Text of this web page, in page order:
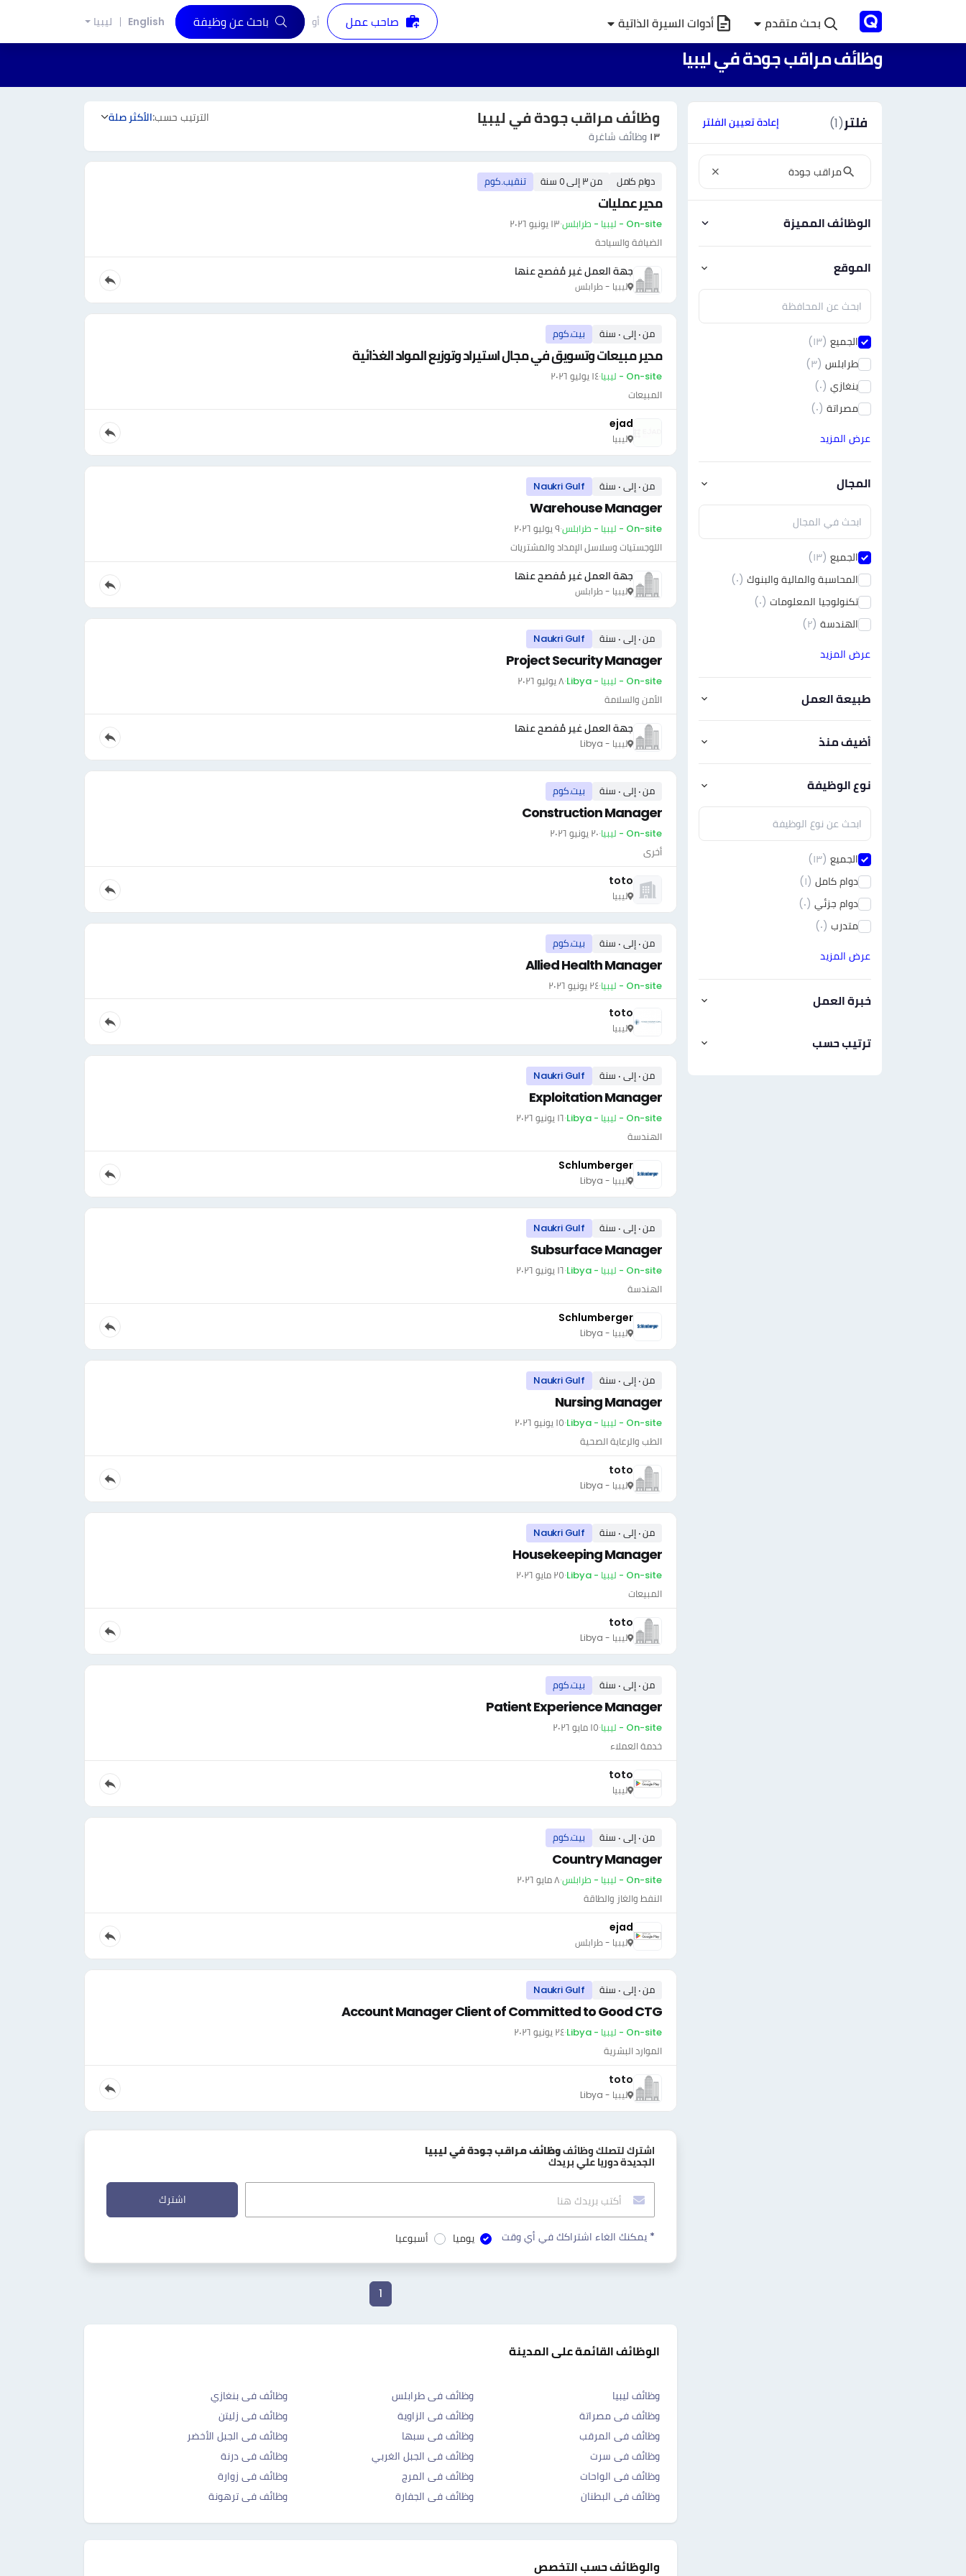
بحث متقدم أدوات السيرة الذاتية صاحب عمل أو باحث عن وظيفة English ليبيا
وظائف مراقب جودة في ليبيا
فلتر(1) إعادة تعيين الفلتر
الوظائف المميزة
الموقع
الجميع (١٣)
طرابلس (٣)
بنغازي (٠)
مصراتة (٠)
عرض المزيد
المجال
الجميع (١٣)
المحاسبة والمالية والبنوك (٠)
تكنولوجيا المعلومات (٠)
الهندسة (٢)
عرض المزيد
طبيعة العمل
أضيف منذ
نوع الوظيفة
الجميع (١٣)
دوام كامل (١)
دوام جزئي (٠)
متدرب (٠)
عرض المزيد
خبرة العمل
ترتيب حسب
وظائف مراقب جودة في ليبيا
١٣ وظائف شاغرة
الترتيب حسب:الأكثر صلة
دوام كامل من ٣ إلى ٥ سنة تنقيب.كوم
مدير عمليات
On-site - ليبيا - طرابلس ·١٣ يونيو ٢٠٢٦
الضيافة والسياحة
جهة العمل غير مُفصح عنها
ليبيا - طرابلس
من ٠ إلى ٠ سنة بيت.كوم
مدير مبيعات وتسويق في مجال استيراد وتوزيع المواد الغذائية
On-site - ليبيا ·١٤ يوليو ٢٠٢٦
المبيعات
ejad
ليبيا
من ٠ إلى ٠ سنة Naukri Gulf
Warehouse Manager
On-site - ليبيا - طرابلس ·٩ يوليو ٢٠٢٦
اللوجستيات وسلاسل الإمداد والمشتريات
جهة العمل غير مُفصح عنها
ليبيا - طرابلس
من ٠ إلى ٠ سنة Naukri Gulf
Project Security Manager
On-site - ليبيا - Libya ·٨ يوليو ٢٠٢٦
الأمن والسلامة
جهة العمل غير مُفصح عنها
ليبيا - Libya
من ٠ إلى ٠ سنة بيت.كوم
Construction Manager
On-site - ليبيا ·٢٠ يونيو ٢٠٢٦
أخرى
toto
ليبيا
من ٠ إلى ٠ سنة بيت.كوم
Allied Health Manager
On-site - ليبيا ·٢٤ يونيو ٢٠٢٦
toto
ليبيا
من ٠ إلى ٠ سنة Naukri Gulf
Exploitation Manager
On-site - ليبيا - Libya ·١٦ يونيو ٢٠٢٦
الهندسة
Schlumberger
ليبيا - Libya
من ٠ إلى ٠ سنة Naukri Gulf
Subsurface Manager
On-site - ليبيا - Libya ·١٦ يونيو ٢٠٢٦
الهندسة
Schlumberger
ليبيا - Libya
من ٠ إلى ٠ سنة Naukri Gulf
Nursing Manager
On-site - ليبيا - Libya ·١٥ يونيو ٢٠٢٦
الطب والرعاية الصحية
toto
ليبيا - Libya
من ٠ إلى ٠ سنة Naukri Gulf
Housekeeping Manager
On-site - ليبيا - Libya ·٢٥ مايو ٢٠٢٦
المبيعات
toto
ليبيا - Libya
من ٠ إلى ٠ سنة بيت.كوم
Patient Experience Manager
On-site - ليبيا ·١٥ مايو ٢٠٢٦
خدمة العملاء
toto
ليبيا
من ٠ إلى ٠ سنة بيت.كوم
Country Manager
On-site - ليبيا - طرابلس ·٨ مايو ٢٠٢٦
النفط والغاز والطاقة
ejad
ليبيا - طرابلس
من ٠ إلى ٠ سنة Naukri Gulf
Account Manager Client of Committed to Good CTG
On-site - ليبيا - Libya ·٢٤ يونيو ٢٠٢٦
الموارد البشرية
toto
ليبيا - Libya
اشترك لتصلك وظائفوظائف مراقب جودة في ليبيا
الجديدة دوريا علي بريدك
اشترك
* يمكنك الغاء اشتراكك في أي وقت يوميا أسبوعيا
1
الوظائف القائمة على المدينة
وظائف ليبيا وظائف فى طرابلس
وظائف فى بنغازي
وظائف فى مصراتة
وظائف فى الزاوية
وظائف فى زليتن
وظائف فى المرقب
وظائف فى سبها
وظائف فى الجبل الأخضر
وظائف فى سرت
وظائف فى الجبل الغربي
وظائف فى درنة
وظائف فى الواحات
وظائف فى المرج
وظائف فى زوارة
وظائف فى البطنان
وظائف فى الجفارة وظائف فى ترهونة
والوظائف حسب التخصص